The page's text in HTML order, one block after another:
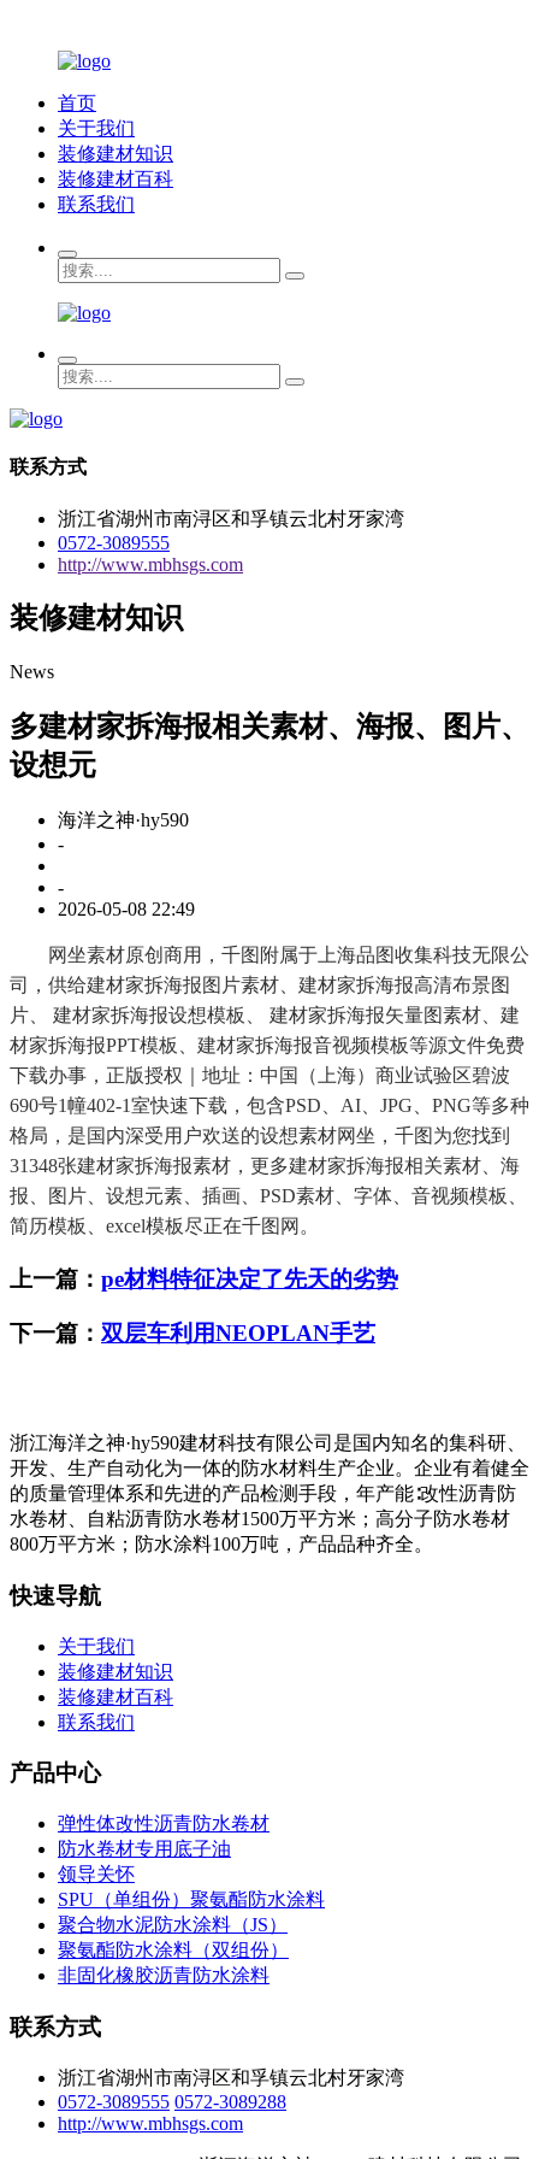
首页
关于我们
装修建材知识
装修建材百科
联系我们
联系方式
浙江省湖州市南浔区和孚镇云北村牙家湾
0572-3089555
http://www.mbhsgs.com
装修建材知识
News
多建材家拆海报相关素材、海报、图片、
设想元
海洋之神·hy590
-
-
2026-05-08 22:49
网坐素材原创商用，千图附属于上海品图收集科技无限公
司，供给建材家拆海报图片素材、建材家拆海报高清布景图
片、 建材家拆海报设想模板、 建材家拆海报矢量图素材、建
材家拆海报PPT模板、建材家拆海报音视频模板等源文件免费
下载办事，正版授权｜地址：中国（上海）商业试验区碧波
690号1幢402-1室快速下载，包含PSD、AI、JPG、PNG等多种
格局，是国内深受用户欢送的设想素材网坐，千图为您找到
31348张建材家拆海报素材，更多建材家拆海报相关素材、海
报、图片、设想元素、插画、PSD素材、字体、音视频模板、
简历模板、excel模板尽正在千图网。
上一篇： pe材料特征决定了先天的劣势
下一篇： 双层车利用NEOPLAN手艺
浙江海洋之神·hy590建材科技有限公司是国内知名的集科研、
开发、生产自动化为一体的防水材料生产企业。企业有着健全
的质量管理体系和先进的产品检测手段，年产能∶改性沥青防
水卷材、自粘沥青防水卷材1500万平方米；高分子防水卷材
800万平方米；防水涂料100万吨，产品品种齐全。
快速导航
关于我们
装修建材知识
装修建材百科
联系我们
产品中心
弹性体改性沥青防水卷材
防水卷材专用底子油
领导关怀
SPU（单组份）聚氨酯防水涂料
聚合物水泥防水涂料（JS）
聚氨酯防水涂料（双组份）
非固化橡胶沥青防水涂料
联系方式
浙江省湖州市南浔区和孚镇云北村牙家湾
0572-3089555 0572-3089288
http://www.mbhsgs.com